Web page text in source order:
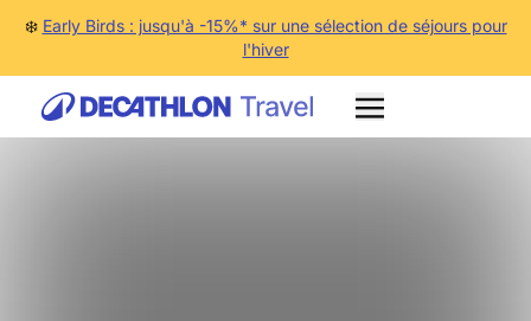
❄️ Early Birds : jusqu'à -15%* sur une sélection de séjours pour
l'hiver